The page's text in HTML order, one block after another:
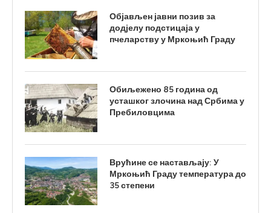
Објављен јавни позив за
додјелу подстицаја у
пчеларству у Мркоњић Граду
Обиљежено 85 година од
усташког злочина над Србима у
Пребиловцима
Врућине се настављају: У
Мркоњић Граду температура до
35 степени